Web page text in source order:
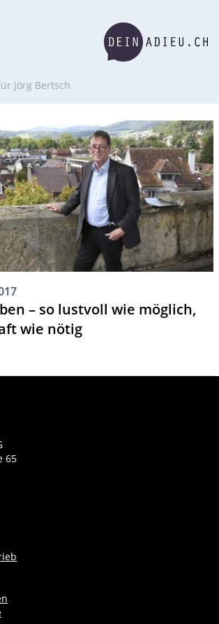
Jörg Bertsch
– so lustvoll wie möglich,
wie nötig
65